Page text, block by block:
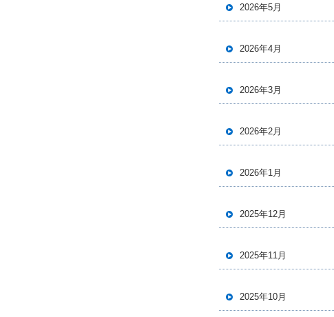
2026年5月
2026年4月
2026年3月
2026年2月
2026年1月
2025年12月
2025年11月
2025年10月